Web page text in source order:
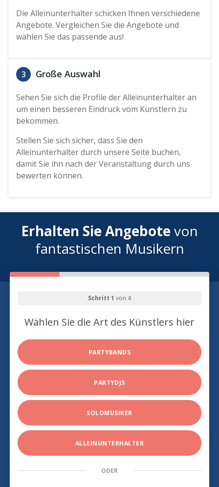
Die Alleinunterhalter schicken Ihnen verschiedene
Angebote. Vergleichen Sie die Angebote und
wählen Sie das passende aus!
3 Große Auswahl
Sehen Sie sich die Profile der Alleinunterhalter an
um einen besseren Eindruck vom Künstlern zu
bekommen.
Stellen Sie sich sicher, dass Sie den
Alleinunterhalter durch unsere Seite buchen,
damit Sie ihn nach der Veranstaltung durch uns
bewerten können.
Erhalten Sie Angebotevon
fantastischen Musikern
Schritt 1 von 4
Wählen Sie die Art des Künstlers hier
PARTYBANDS
PARTYDJS
SOLOMUSIKER
ALLEINUNTERHALTER
ODER